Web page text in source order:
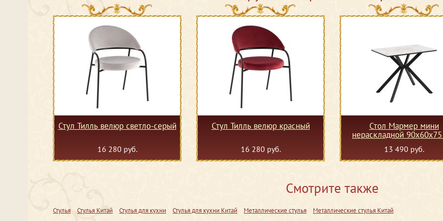
Стул Тилль велюр светло-серый
16 280 руб.
Стул Тилль велюр красный
16 280 руб.
Стол Мармер мини
нераскладной
GOLD JADE, подстолье
черный
13 490 руб.
Смотрите также
Стулья Стулья Китай Стулья для кухни Стулья для кухни Китай Металлические стулья Металлические стулья Китай